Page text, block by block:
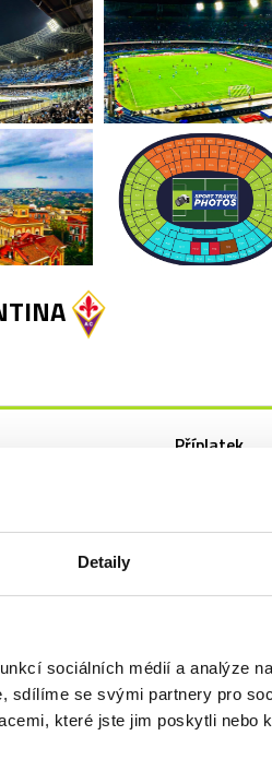
Detaily
sociálních médií a analýze
sdílíme se svými partnery pro
které jste jim poskytli nebo
Příplatek
+30 Kč
+8 970 Kč